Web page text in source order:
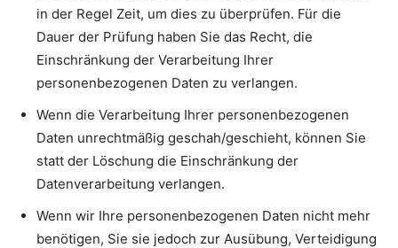
in der Regel Zeit, um dies zu überprüfen. Für die
Dauer der Prüfung haben Sie das Recht, die
Einschränkung der Verarbeitung Ihrer
personenbezogenen Daten zu verlangen.
Wenn die Verarbeitung Ihrer personenbezogenen
Daten unrechtmäßig geschah/geschieht, können Sie
statt der Löschung die Einschränkung der
Datenverarbeitung verlangen.
Wenn wir Ihre personenbezogenen Daten nicht mehr
benötigen, Sie sie jedoch zur Ausübung, Verteidigung